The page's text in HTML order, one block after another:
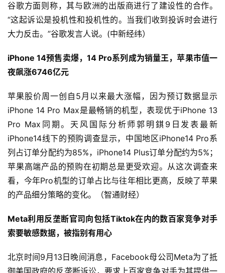
谷歌方面则称，其与欧洲的出版商进行了建设性的合作。
“这起诉讼是投机性和投机性的。当我们收到投诉时会进行
大力反击。”谷歌发言人说。(中新经纬）
iPhone 14预售卖爆，14 Pro系列成为销量王，苹果市值一
夜飙涨6746亿元
苹果股价周一创自5月以来最大涨幅，因为预订数据显示
iPhone 14 Pro Max是最畅销的机型，表现优于iPhone 13
Pro Max同期。天风国际分析师郭明錤9日发表最新
iPhone14线下的预购调查显示，中国地区iPhone14 Pro系
列占订单分配约为85%，iPhone14 Plus订单分配约为5%；
苹果高端产品的预购在初期总是更受欢迎。从这次调查来
看，今年Pro机型的订单占比与往年相比更高，反映了苹果
的产品细分策略的变化。（智通财经）
Meta利用反垄断官司向包括Tiktok在内的数百家竞争对手
索要敏感数据，被指别有用心
北京时间9月13日晚间消息，Facebook母公司Meta为了抵